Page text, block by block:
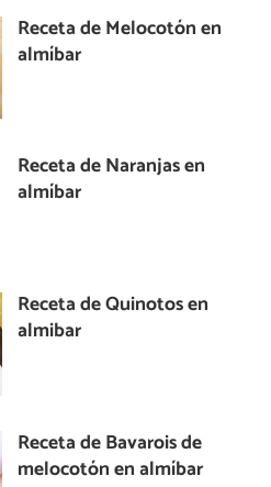
Receta de Melocotón en
almíbar
Receta de Naranjas en
almíbar
Receta de Quinotos en
almibar
Receta de Bavarois de
melocotón en almíbar